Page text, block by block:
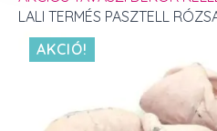
LALI TERMÉS PASZTELL
AKCIÓ!